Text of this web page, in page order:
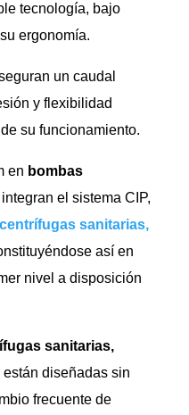
tecnología, bajo
ergonomía.
un caudal
y flexibilidad
su funcionamiento.
en bombas
el sistema CIP,
sanitarias,
así en
nivel a disposición
sanitarias,
están diseñadas sin
frecuente de